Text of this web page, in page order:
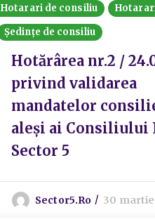
Hotarari de consiliu
Ședințe de consiliu
Hotărârea nr.2 /
privind validarea
mandatelor
aleși ai Consiliului
Sector 5
Sector5.ro 30 martie